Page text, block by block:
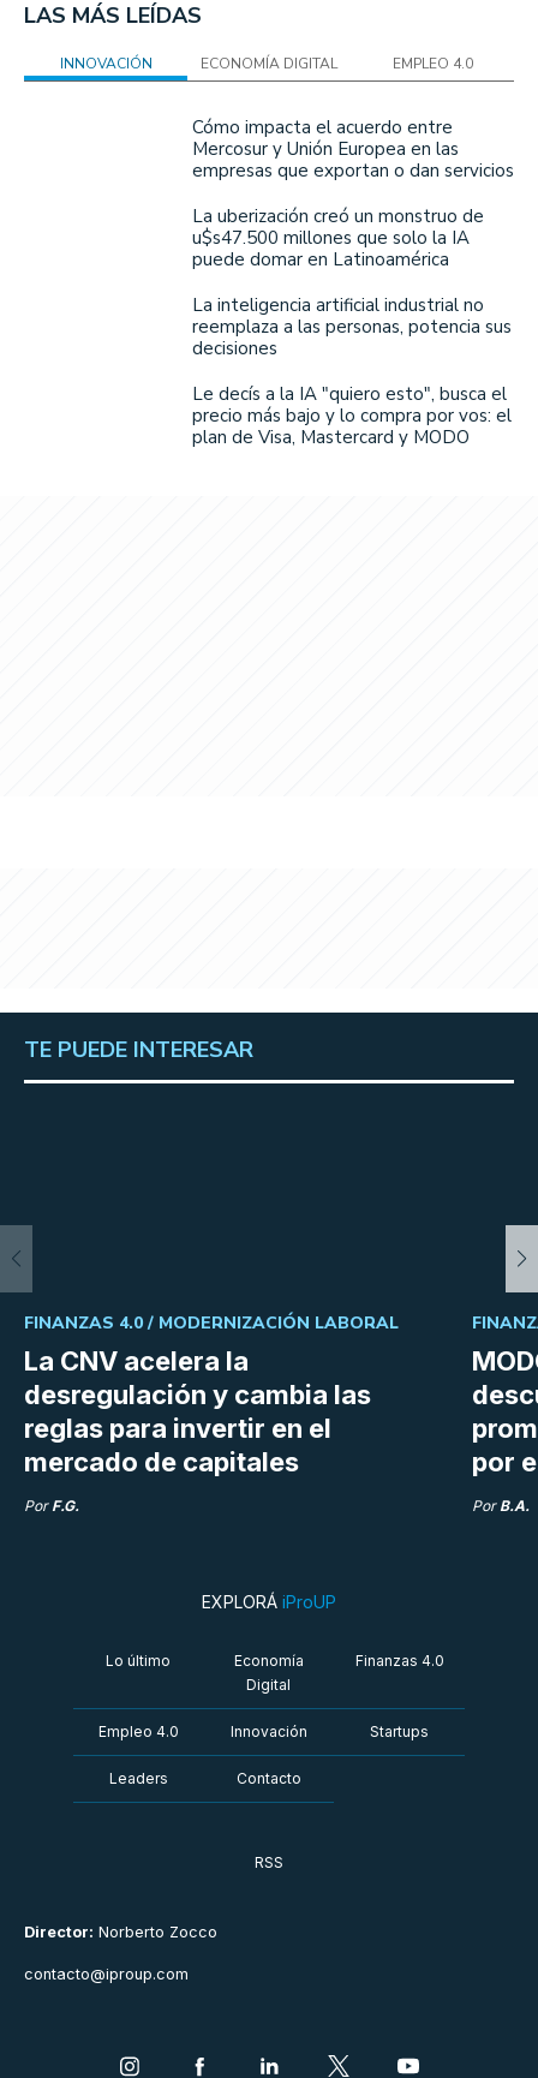
LAS MÁS LEÍDAS
INNOVACIÓN ECONOMÍA DIGITAL EMPLEO 4.0
Cómo impacta el acuerdo entre
Mercosur y Unión Europea en las
empresas que exportan o dan servicios
La uberización creó un monstruo de
u$s47.500 millones que solo la IA
puede domar en Latinoamérica
La inteligencia artificial industrial no
reemplaza a las personas, potencia sus
decisiones
Le decís a la IA "quiero esto", busca el
precio más bajo y lo compra por vos: el
plan de Visa, Mastercard y MODO
TE PUEDE INTERESAR
La CNV acelera la
desregulación y cambia las
reglas para invertir en el
mercado de capitales
FINANZAS 4.0 / MODERNIZACIÓN LABORAL
Por F.G.
por
Por B.A.
Director: Norberto Zocco
contacto@iproup.com
EXPLORÁ iProUP
Lo último
Economía
Digital
Finanzas 4.0
Empleo 4.0 Innovación Startups
Leaders Contacto
RSS